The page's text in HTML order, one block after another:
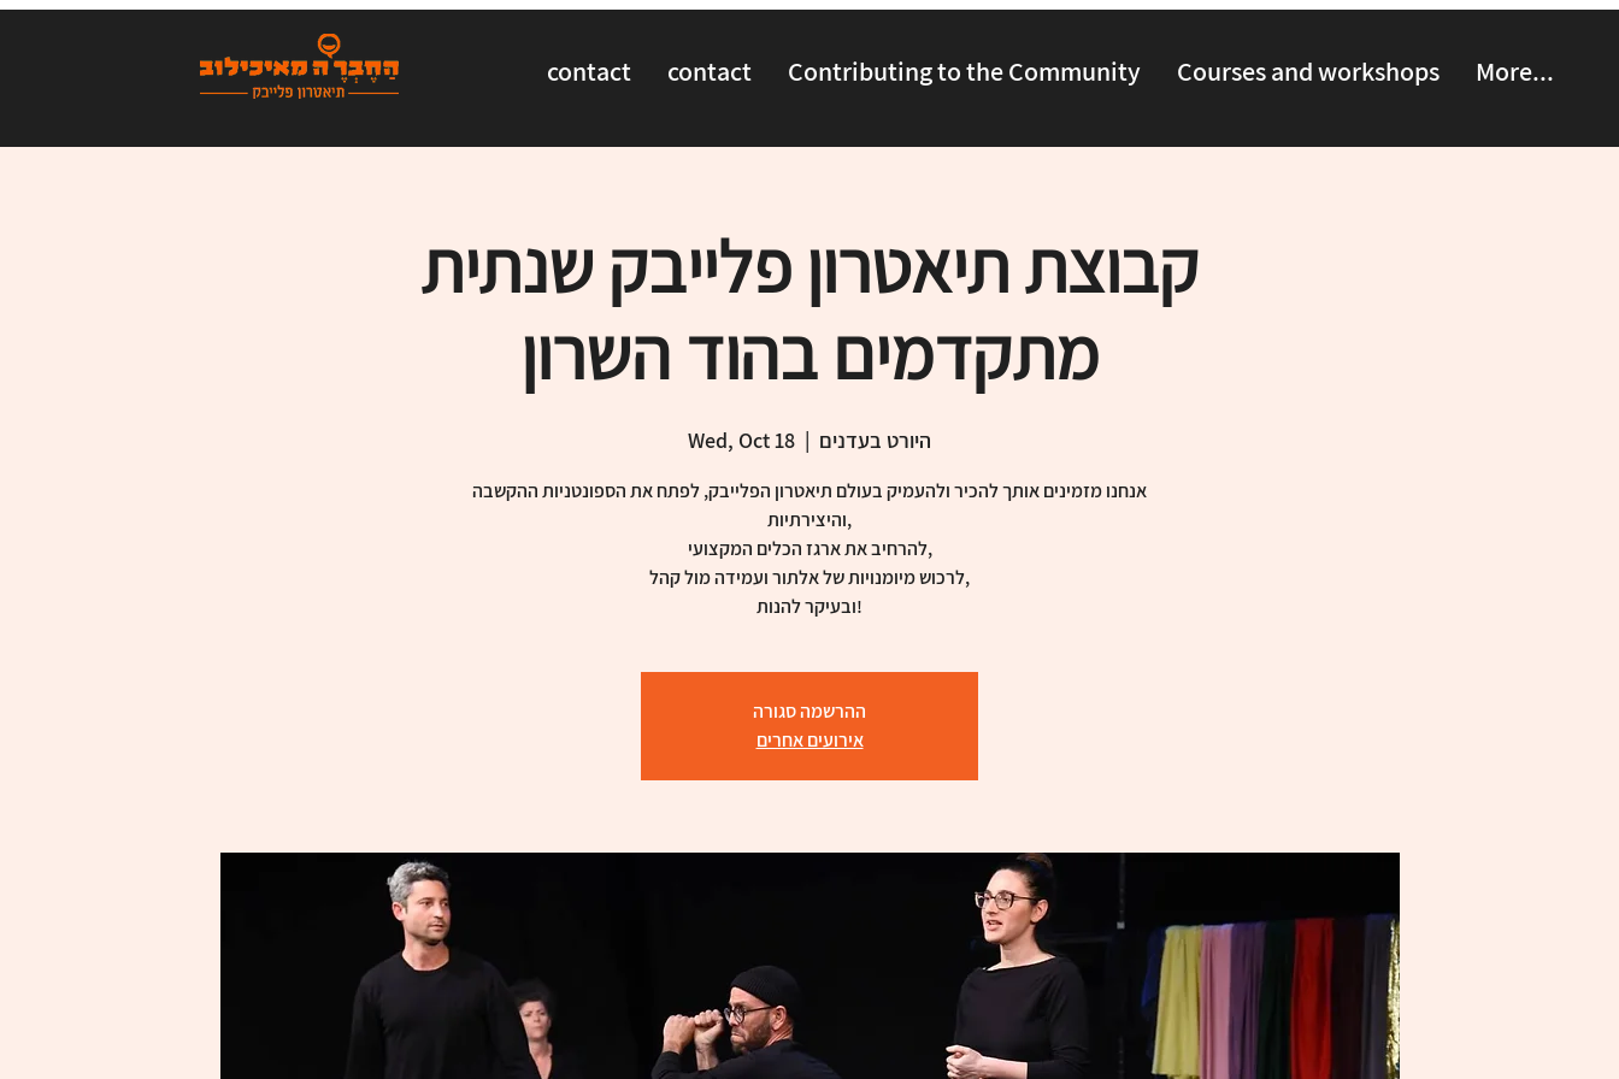
contact contact Contributing to the Community Courses and workshops More...
קבוצת תיאטרון פלייבק שנתית
מתקדמים בהוד השרון
Wed, Oct 18
  |
היורט בעדנים
אנחנו מזמינים אותך להכיר ולהעמיק בעולם תיאטרון הפלייבק, לפתח את הספונטניות ההקשבה
והיצירתיות,
להרחיב את ארגז הכלים המקצועי,
לרכוש מיומנויות של אלתור ועמידה מול קהל,
ובעיקר להנות!
ההרשמה סגורה
אירועים אחרים